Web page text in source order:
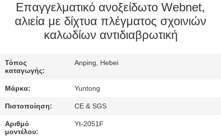
ΠΟΙΟΤΙΚΌΣ
ΈΛΕΓΧΟΣ
ΜΑΣ
ΕΛΆΤΕ
ΕΠΑΦΉ
ΜΕ
Επαγγελματικό ανοξείδωτο Webnet,
αλιεία με δίχτυα πλέγματος σχοινιών
καλωδίων αντιδιαβρωτική
Τόπος
καταγωγής:
Anping, Hebei
Μάρκα: Yuntong
Πιστοποίηση: CE & SGS
Αριθμό
μοντέλου:
Yt-2051F